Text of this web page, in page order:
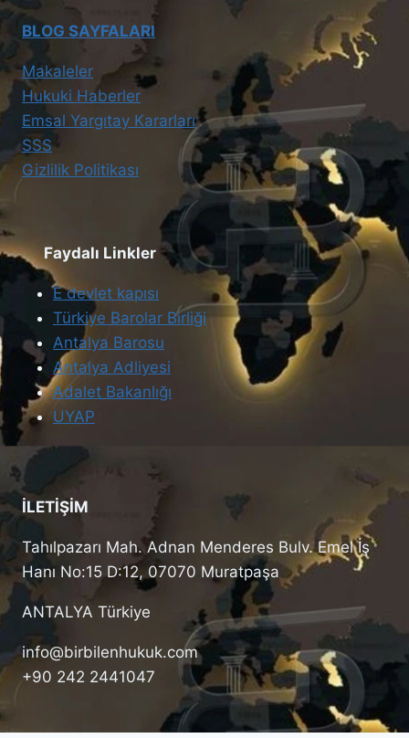
BLOG SAYFALARI
Makaleler
Hukuki Haberler
Emsal Yargıtay Kararları
SSS
Gizlilik Politikası
Faydalı Linkler
E devlet kapısı
Türkiye Barolar Birliği
Antalya Barosu
Antalya Adliyesi
Adalet Bakanlığı
UYAP
İLETİŞİM
Tahılpazarı Mah. Adnan Menderes Bulv. Emel İş
Hanı No:15 D:12, 07070 Muratpaşa
ANTALYA Türkiye
info@birbilenhukuk.com
+90 242 2441047